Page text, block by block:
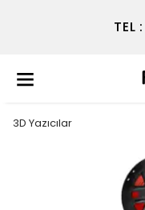
TEL
3D Yazıcılar